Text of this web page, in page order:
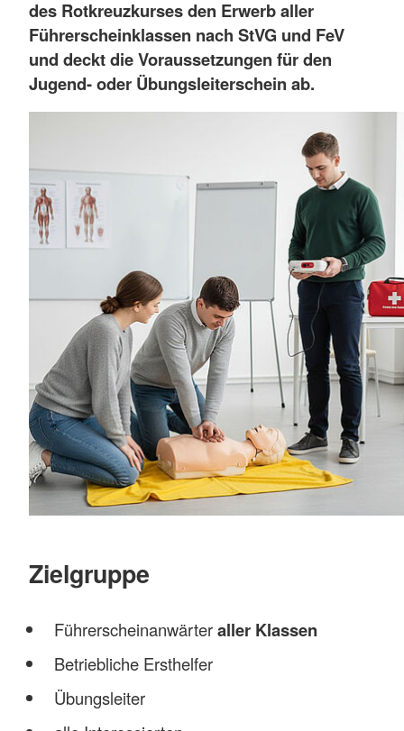
des Rotkreuzkurses den Erwerb aller
Führerscheinklassen nach StVG und FeV
und deckt die Voraussetzungen für den
Jugend- oder Übungsleiterschein ab.
Zielgruppe
Führerscheinanwärteraller Klassen
Betriebliche Ersthelfer
Übungsleiter